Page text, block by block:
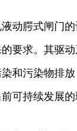
动腭式闸门
要求。其驱
和污染物排
可持续发展的